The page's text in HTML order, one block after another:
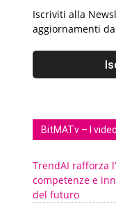
Iscriviti alla
aggiornamenti
BitMATv – I
TrendAI rafforza
competenze e
del futuro